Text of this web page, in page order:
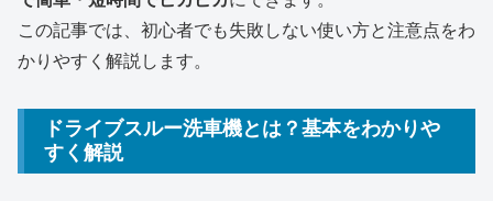
この記事では、初心者でも失敗しない使い方と注意点をわ
かりやすく解説します。
ドライブスルー洗車機とは？基本をわかりや
すく解説